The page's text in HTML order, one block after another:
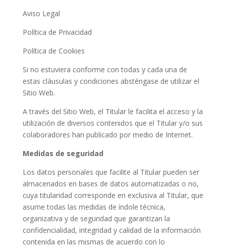
Aviso Legal
Política de Privacidad
Política de Cookies
Si no estuviera conforme con todas y cada una de
estas cláusulas y condiciones absténgase de utilizar el
Sitio Web.
A través del Sitio Web, el Titular le facilita el acceso y la
utilización de diversos contenidos que el Titular y/o sus
colaboradores han publicado por medio de Internet.
Medidas de seguridad
Los datos personales que facilite al Titular pueden ser
almacenados en bases de datos automatizadas o no,
cuya titularidad corresponde en exclusiva al Titular, que
asume todas las medidas de índole técnica,
organizativa y de seguridad que garantizan la
confidencialidad, integridad y calidad de la información
contenida en las mismas de acuerdo con lo